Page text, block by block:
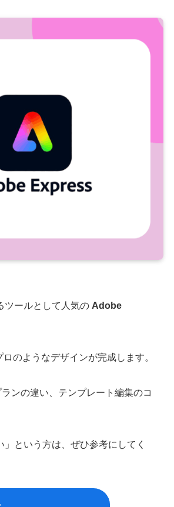
ツールとして人気の Adobe
のようなデザインが完成します。
ンの違い、テンプレート編集のコ
という方は、ぜひ参考にしてく